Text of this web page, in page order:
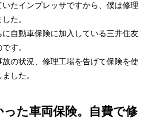
たインプレッサですから、僕は修理
た。
自動車保険に加入している三井住友
す。
の状況、修理工場を告げて保険を使
した。
た車両保険。自費で修